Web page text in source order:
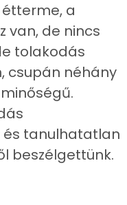
étterme, a
van, de nincs
tolakodás
csupán néhány
tanulhatatlan
beszélgettünk.